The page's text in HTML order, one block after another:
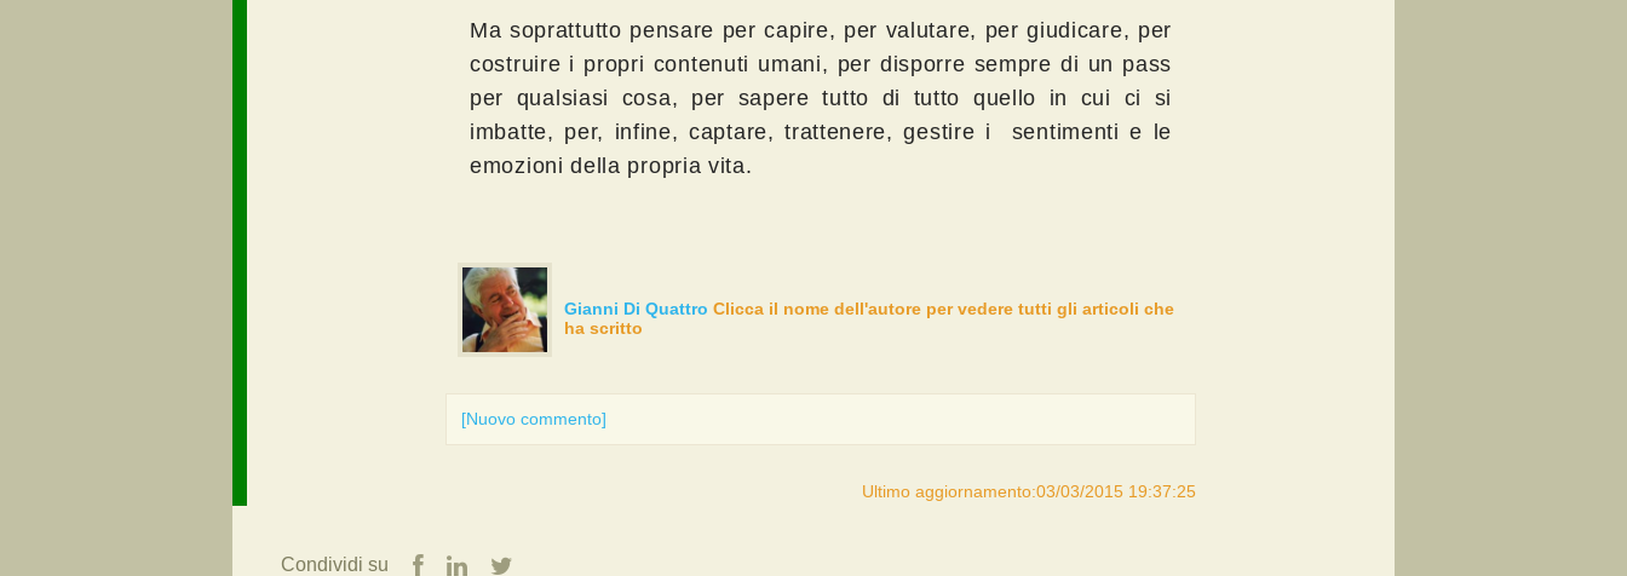
Ma soprattutto pensare per capire, per valutare, per giudicare, per
costruire i propri contenuti umani, per disporre sempre di un pass
per qualsiasi cosa, per sapere tutto di tutto quello in cui ci si
imbatte, per, infine, captare, trattenere, gestire i sentimenti e le
emozioni della propria vita.
Gianni Di Quattro Clicca il nome dell'autore per vedere tutti gli articoli che
ha scritto
[Nuovo commento]
Ultimo aggiornamento:03/03/2015 19:37:25
Condividi su